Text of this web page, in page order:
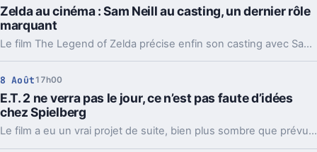
Zelda au cinéma : Sam Neill au casting, un dernier rôle
marquant
Le film The Legend of Zelda précise enfin son casting avec Sam Neill, Dichen Lachman et Yvonne Strahovski. Et ça change un peu la lecture du projet.
8 Août 17h00
E.T. 2 ne verra pas le jour, ce n’est pas faute d’idées
chez Spielberg
Le film a eu un vrai projet de suite, bien plus sombre que prévu. Mais Steven Spielberg comme les acteurs d’origine refusent toujours d’y toucher.